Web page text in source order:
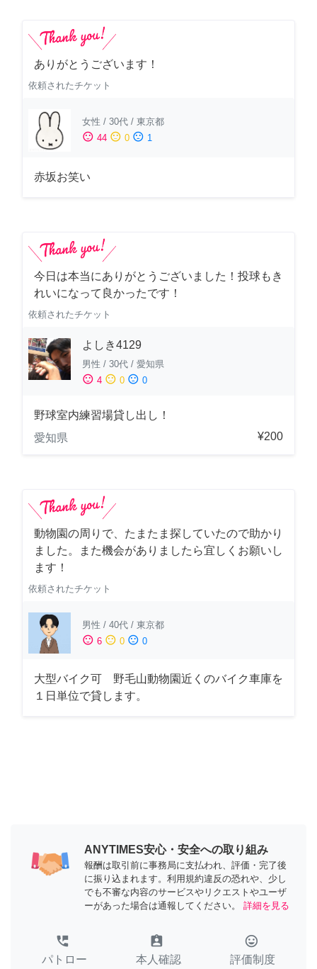
ありがとうございます！
依頼されたチケット
女性 / 30代 / 東京都
sentiment_satisfied 44 sentiment_neutral 0 sentiment_dissatisfied 1
赤坂お笑い
今日は本当にありがとうございました！投球もき
れいになって良かったです！
依頼されたチケット
よしき4129
男性 / 30代 / 愛知県
sentiment_satisfied 4 sentiment_neutral 0 sentiment_dissatisfied 0
野球室内練習場貸し出し！
愛知県
¥200
動物園の周りで、たまたま探していたので助かり
ました。また機会がありましたら宜しくお願いし
ます！
依頼されたチケット
男性 / 40代 / 東京都
sentiment_satisfied 6 sentiment_neutral 0 sentiment_dissatisfied 0
大型バイク可 野毛山動物園近くのバイク車庫を
１日単位で貸します。
ANYTIMES安心・安全への取り組み
報酬は取引前に事務局に支払われ、評価・完了後
に振り込まれます。利用規約違反の恐れや、少し
でも不審な内容のサービスやリクエストやユーザ
ーがあった場合は通報してください。
詳細を見る
perm_phone_msg
パトロー
assignment_ind
本人確認
tag_faces
評価制度